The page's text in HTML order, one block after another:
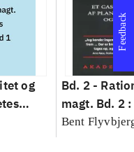
og
Bd. 2 -
magt. Bd. 2
baseret
Bent
Feedback